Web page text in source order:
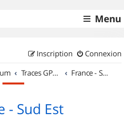
Menu
Connexion
Inscription
Traces GPS de randos VTT France - Sud Est
- Sud Est